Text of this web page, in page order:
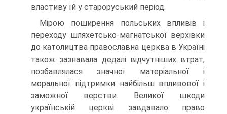
властиву їй у староруський період.
Мірою поширення польських впливів і
переходу шляхетсько-магнатської верхівки
до католицтва православна церква в Україні
також зазнавала дедалі відчутніших втрат,
позбавлялася значної матеріальної і
моральної підтримки найбільш впливової і
заможної верстви. Великої шкоди
українській церкві завдавало право